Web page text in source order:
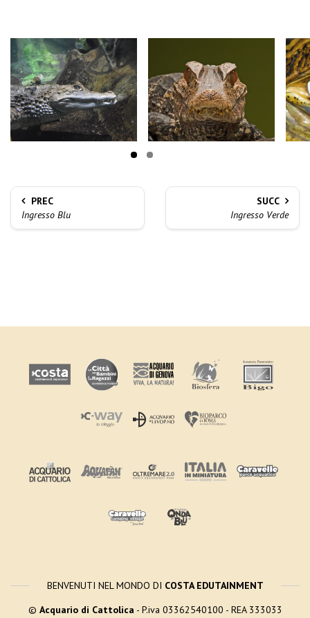
PREC
Ingresso Blu
SUCC
Ingresso Verde
BENVENUTI NEL MONDO DI COSTA EDUTAINMENT
© Acquario di Cattolica - P.iva 03362540100 - REA 333033